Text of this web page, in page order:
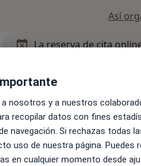
Así
La reserva de cita
nosotros y a nuestros
recopilar datos con fines
navegación. Si rechazas todas
uso de nuestra página.
en cualquier momento desde